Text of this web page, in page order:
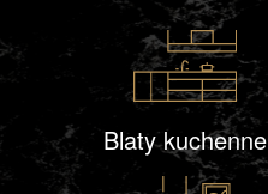
Blaty kuchenne